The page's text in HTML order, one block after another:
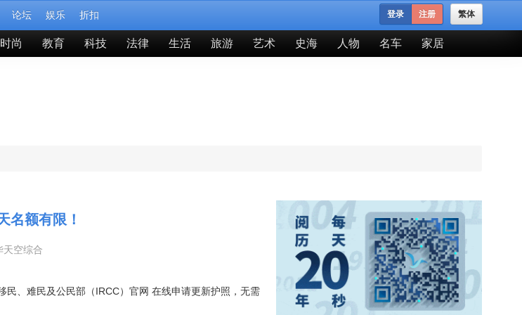
论坛 娱乐 折扣 繁体
登录 注册
时尚 教育 科技 法律 生活 旅游 艺术 史海 人物 名车 家居
名额有限！
天空综合
民、难民及公民部（IRCC）官网 在线申请更新护照，无需